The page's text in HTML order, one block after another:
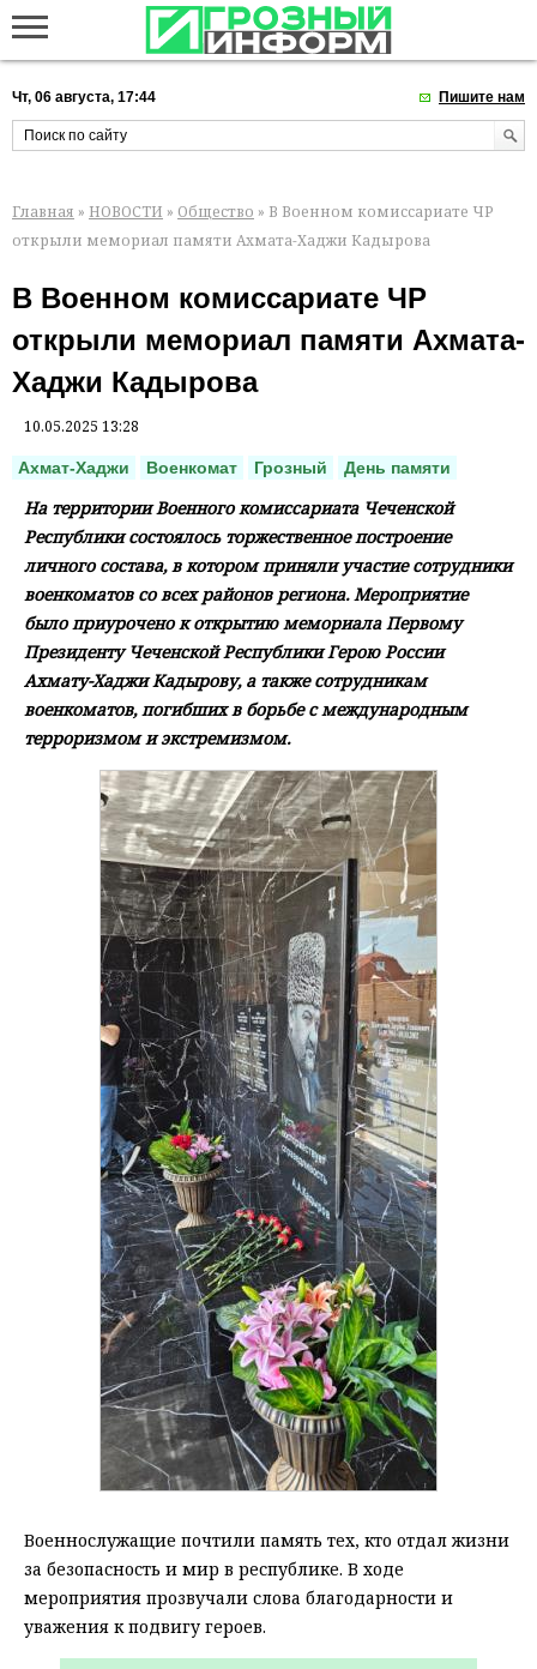
Чт, 06 августа, 17:44 Пишите нам
Главная » НОВОСТИ » Общество » В Военном комиссариате ЧР
открыли мемориал памяти Ахмата-Хаджи Кадырова
В Военном комиссариате ЧР
открыли мемориал памяти Ахмата-
Хаджи Кадырова
10.05.2025 13:28
Ахмат-Хаджи Военкомат Грозный День памяти
На территории Военного комиссариата Чеченской
Республики состоялось торжественное построение
личного состава, в котором приняли участие сотрудники
военкоматов со всех районов региона. Мероприятие
было приурочено к открытию мемориала Первому
Президенту Чеченской Республики Герою России
Ахмату-Хаджи Кадырову, а также сотрудникам
военкоматов, погибших в борьбе с международным
терроризмом и экстремизмом.
Военнослужащие почтили память тех, кто отдал жизни
за безопасность и мир в республике. В ходе
мероприятия прозвучали слова благодарности и
уважения к подвигу героев.